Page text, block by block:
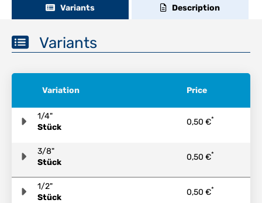
Variants Description
Variants
Variation Price
1/4"
Stück
0,50 €*
3/8"
Stück
0,50 €*
1/2"
Stück
0,50 €*